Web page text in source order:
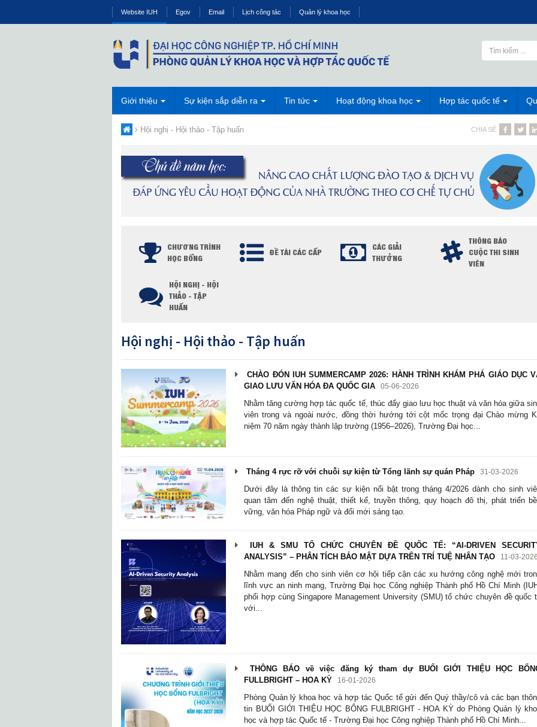
Website IUH Egov Email Lịch công tác Quản lý khoa học
Giới thiệu Sự kiện sắp diễn ra Tin tức Hoạt động khoa học Hợp tác quốc tế
Hội nghị - Hội thảo - Tập huấn CHIA SẺ
CHƯƠNG TRÌNH
HỌC BỔNG
ĐỀ TÀI CÁC CẤP
CÁC GIẢI
THƯỞNG
THÔNG BÁO
CUỘC THI SINH
VIÊN
HỘI NGHỊ - HỘI
THẢO - TẬP
HUẤN
Hội nghị - Hội thảo - Tập huấn
CHÀO ĐÓN IUH SUMMERCAMP 2026: HÀNH TRÌNH KHÁM PHÁ GIÁO DỤC
GIAO LƯU VĂN HÓA ĐA QUỐC GIA
05-06-2026
Nhằm tăng cường hợp tác quốc tế, thúc đẩy giao lưu học thuật và văn hóa giữa
viên trong và ngoài nước, đồng thời hướng tới cột mốc trọng đại Chào mừng
niệm 70 năm ngày thành lập trường (1956–2026), Trường Đại học...
Tháng 4 rực rỡ với chuỗi sự kiện từ Tổng lãnh sự quán Pháp 31-03-2026
Dưới đây là thông tin các sự kiện nổi bật trong tháng 4/2026 dành cho sinh
quan tâm đến nghệ thuật, thiết kế, truyền thông, quy hoạch đô thị, phát triển
vững, văn hóa Pháp ngữ và đổi mới sáng tạo.
IUH & SMU TỔ CHỨC CHUYÊN ĐỀ QUỐC TẾ: “AI-DRIVEN
ANALYSIS” – PHÂN TÍCH BẢO MẬT DỰA TRÊN TRÍ TUỆ NHÂN TẠO
11-03-2026
Nhằm mang đến cho sinh viên cơ hội tiếp cận các xu hướng công nghệ mới
lĩnh vực an ninh mạng, Trường Đại học Công nghiệp Thành phố Hồ Chí Minh
phối hợp cùng Singapore Management University (SMU) tổ chức chuyên đề quốc
với...
THÔNG BÁO về việc đăng ký tham dự BUỔI GIỚI THIỆU HỌC
FULLBRIGHT – HOA KỲ
16-01-2026
Phòng Quản lý khoa học và hợp tác Quốc tế gửi đến Quý thầy/cô và các bạn
tin BUỔI GIỚI THIỆU HỌC BỔNG FULBRIGHT - HOA KỲ do Phòng Quản lý
học và hợp tác Quốc tế - Trường Đại học Công nghiệp Thành phố Hồ Chí Minh...